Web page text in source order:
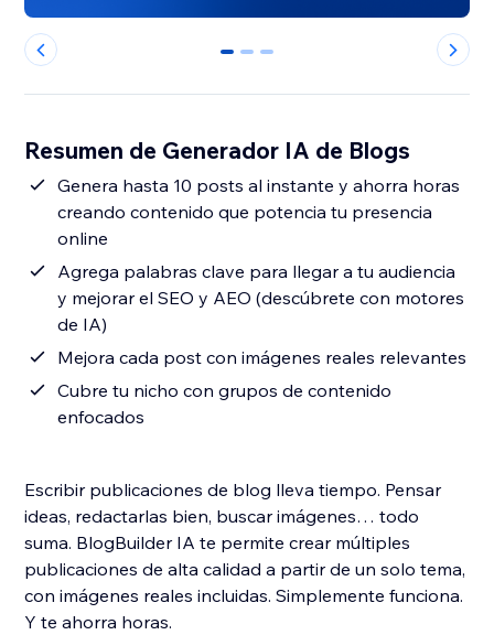
0 1 2
Resumen de Generador IA de Blogs
Genera hasta 10 posts al instante y ahorra horas
creando contenido que potencia tu presencia
online
Agrega palabras clave para llegar a tu audiencia
y mejorar el SEO y AEO (descúbrete con motores
de IA)
Mejora cada post con imágenes reales relevantes
Cubre tu nicho con grupos de contenido
enfocados
Escribir publicaciones de blog lleva tiempo. Pensar
ideas, redactarlas bien, buscar imágenes… todo
suma. BlogBuilder IA te permite crear múltiples
publicaciones de alta calidad a partir de un solo tema,
con imágenes reales incluidas. Simplemente funciona.
Y te ahorra horas.